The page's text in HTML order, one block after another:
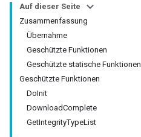
Auf dieser Seite
Zusammenfassung
Übernahme
Geschützte Funktionen
Geschützte statische Funktionen
Geschützte Funktionen
DoInit
DownloadComplete
GetIntegrityTypeList